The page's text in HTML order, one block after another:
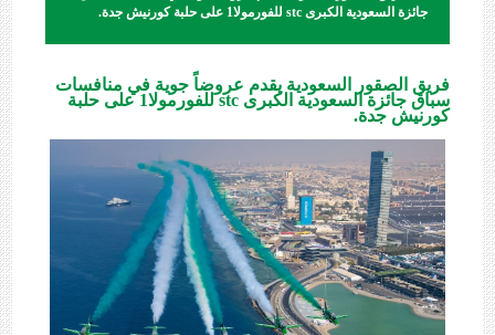
جائزة السعودية الكبرى stc للفورمولا1‬⁩ على ⁧‫حلبة كورنيش جدة‬⁩.
فريق الصقور السعودية يقدم عروضاً جوية في منافسات
سباق جائزة السعودية الكبرى stc للفورمولا1‬⁩ على ⁧‫حلبة
كورنيش جدة‬⁩.